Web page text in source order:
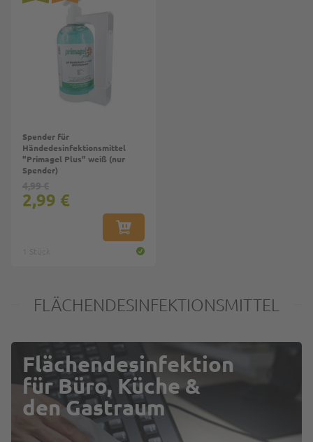
Spender für
Händedesinfektionsmittel
"Primagel Plus" weiß (nur
Spender)
IN DEN WARENKORB
2,99 €
FLÄCHENDESINFEKTIONSMITTEL
Flächendesinfektion
für Büro, Küche &
den Gastraum